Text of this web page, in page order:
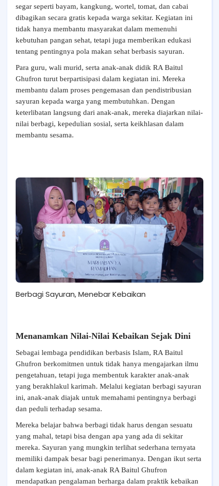
segar seperti bayam, kangkung, wortel, tomat, dan cabai
dibagikan secara gratis kepada warga sekitar. Kegiatan ini
tidak hanya membantu masyarakat dalam memenuhi
kebutuhan pangan sehat, tetapi juga memberikan edukasi
tentang pentingnya pola makan sehat berbasis sayuran.
Para guru, wali murid, serta anak-anak didik RA Baitul
Ghufron turut berpartisipasi dalam kegiatan ini. Mereka
membantu dalam proses pengemasan dan pendistribusian
sayuran kepada warga yang membutuhkan. Dengan
keterlibatan langsung dari anak-anak, mereka diajarkan nilai-
nilai berbagi, kepedulian sosial, serta keikhlasan dalam
membantu sesama.
Berbagi Sayuran, Menebar Kebaikan
Menanamkan Nilai-Nilai Kebaikan Sejak Dini
Sebagai lembaga pendidikan berbasis Islam, RA Baitul
Ghufron berkomitmen untuk tidak hanya mengajarkan ilmu
pengetahuan, tetapi juga membentuk karakter anak-anak
yang berakhlakul karimah. Melalui kegiatan berbagi sayuran
ini, anak-anak diajak untuk memahami pentingnya berbagi
dan peduli terhadap sesama.
Mereka belajar bahwa berbagi tidak harus dengan sesuatu
yang mahal, tetapi bisa dengan apa yang ada di sekitar
mereka. Sayuran yang mungkin terlihat sederhana ternyata
memiliki dampak besar bagi penerimanya. Dengan ikut serta
dalam kegiatan ini, anak-anak RA Baitul Ghufron
mendapatkan pengalaman berharga dalam praktik kebaikan